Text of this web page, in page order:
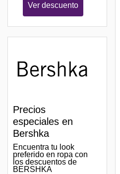
Ver descuento
Precios
especiales en
Bershka
Encuentra tu look
preferido en ropa con
los descuentos de
BERSHKA